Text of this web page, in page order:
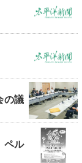
の議
ペル